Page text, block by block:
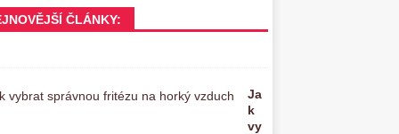
ČLÁNKY:
Ja
k
vy